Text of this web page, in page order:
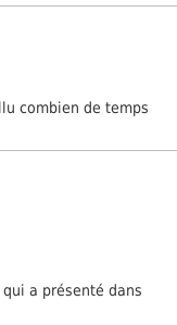
combien de temps
a présenté dans